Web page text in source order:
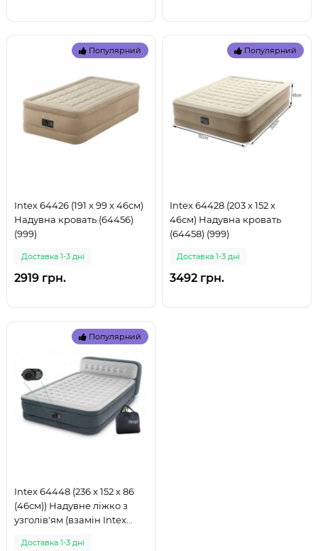
Популярний
Intex 64426 (191 x 99 x 46см)
Надувна кровать (64456)
(999)
Доставка 1-3 дні
2919 грн.
Популярний
Intex 64428 (203 x 152 x
46см) Надувна кровать
(64458) (999)
Доставка 1-3 дні
3492 грн.
Популярний
Intex 64448 (236 x 152 x 86
(46см)) Надувне ліжко з
узголів'ям (взамін Intex
Доставка 1-3 дні